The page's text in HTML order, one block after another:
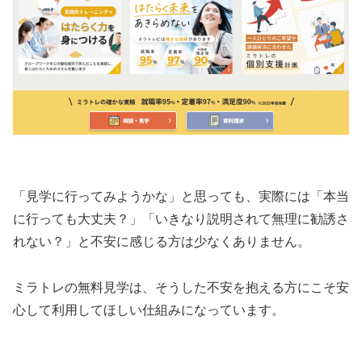
「見学に行ってみようかな」と思っても、実際には「本当
に行っても大丈夫？」「いきなり説明されて無理に勧誘さ
れない？」と不安に感じる方は少なくありません。
ミラトレの無料見学は、そうした不安を抱える方にこそ安
心して利用してほしい仕組みになっています。